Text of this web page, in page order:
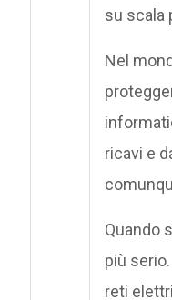
su scala
Nel
ricavi e
Quando
più
reti